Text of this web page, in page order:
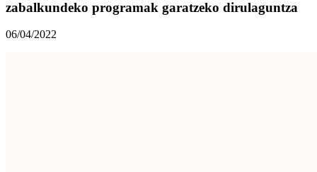
zabalkundeko programak garatzeko dirulaguntza
06/04/2022